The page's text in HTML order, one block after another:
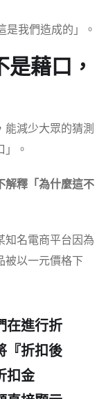
是我們造成的」。
藉口，
減少大眾的猜測
。
解釋「為什麼這不
知名電商平台因為
被以一元價格下
在進行折
『折扣後
扣金